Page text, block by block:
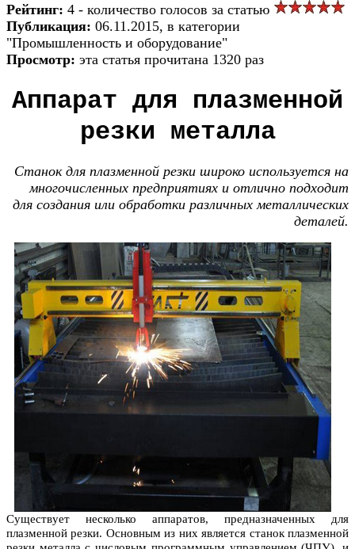
Рейтинг: 4 - количество голосов за статью
Публикация: 06.11.2015, в категории
"Промышленность и оборудование"
Просмотр: эта статья прочитана 1320 раз
Аппарат для плазменной
резки металла
Станок для плазменной резки широко используется на
многочисленных предприятиях и отлично подходит
для создания или обработки различных металлических
деталей.
Существует несколько аппаратов, предназначенных для
плазменной резки. Основным из них является станок плазменной